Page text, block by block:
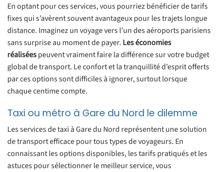
En optant pour ces services, vous pourriez bénéficier de tarifs
fixes qui s’avèrent souvent avantageux pour les trajets longue
distance. Imaginez un voyage vers l’un des aéroports parisiens
sans surprise au moment de payer. Les économies
réaliséespeuvent vraiment faire la différence sur votre budget
global de transport. Le confort et la tranquillité d’esprit offerts
par ces options sont difficiles à ignorer, surtout lorsque
chaque centime compte.
Taxi ou métro à Gare du Nord le dilemme
Les services de taxi à Gare du Nord représentent une solution
de transport efficace pour tous types de voyageurs. En
connaissant les options disponibles, les tarifs pratiqués et les
astuces pour sélectionner le meilleur service, vous